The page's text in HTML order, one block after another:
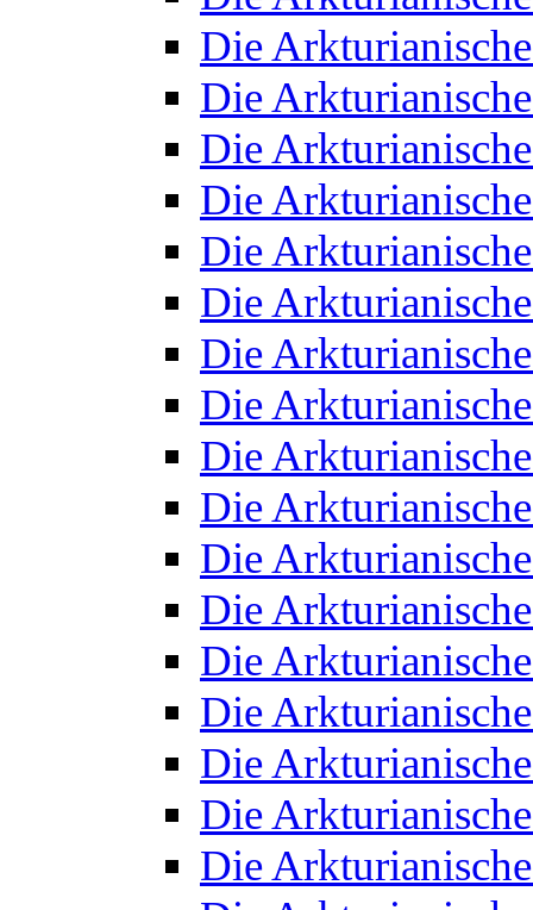
Die
Die
Die
Die
Die
Die
Die
Die
Die
Die
Die
Die
Die
Die
Die
Die
Die